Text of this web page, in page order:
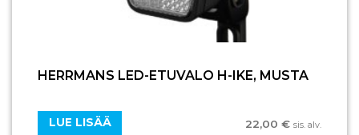
HERRMANS LED-ETUVALO H-IKE, MUSTA
22,00 € sis. alv.
LUE LISÄÄ